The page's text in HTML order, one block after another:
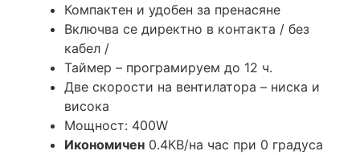
Компактен и удобен за пренасяне
Включва се директно в контакта / без
кабел /
Таймер – програмируем до 12 ч.
Две скорости на вентилатора – ниска и
висока
Мощност: 400W
Икономичен 0.4КВ/на час при 0 градуса